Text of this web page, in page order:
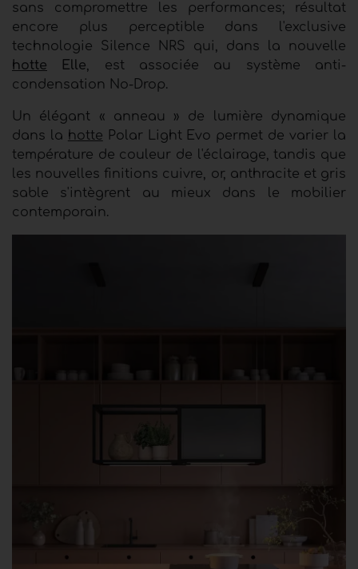
sans compromettre les performances;
résultat
encore plus perceptible dans l'exclusive
technologie Silence NRS qui, dans la nouvelle
hotte Elle, est associée au système anti-
condensation No-Drop.
Un élégant « anneau » de lumière dynamique
dans la hotte Polar Light Evo permet de varier la
température de couleur de l'éclairage, tandis que
les nouvelles finitions cuivre, or, anthracite et gris
sable s'intègrent au mieux dans le mobilier
contemporain.